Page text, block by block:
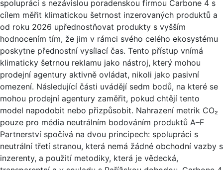
spolupráci s nezávislou poradenskou firmou Carbone 4 s
cílem měřit klimatickou šetrnost inzerovaných produktů a
od roku 2026 upřednostňovat produkty s vyšším
hodnocením tím, že jim v rámci svého celého ekosystému
poskytne přednostní vysílací čas. Tento přístup vnímá
klimaticky šetrnou reklamu jako nástroj, který mohou
prodejní agentury aktivně ovládat, nikoli jako pasivní
omezení. Následující části uvádějí sedm bodů, na které se
mohou prodejní agentury zaměřit, pokud chtějí tento
model napodobit nebo přizpůsobit. Nahrazení metrik CO₂
pouze pro média neutrálním bodováním produktů A–F
Partnerství spočívá na dvou principech: spolupráci s
neutrální třetí stranou, která nemá žádné obchodní vazby s
inzerenty, a použití metodiky, která je vědecká,